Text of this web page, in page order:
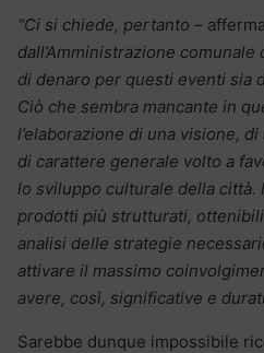
“Ci si chiede, pertanto –
dall’Amministrazione
di denaro per questi eventi sia
Ciò che sembra mancante in
l’elaborazione di una visione,
di carattere generale volto a
lo sviluppo culturale della città.
prodotti più strutturati, ottenibili
analisi delle strategie
attivare il massimo
avere, così, significative e
Sarebbe dunque impossibile